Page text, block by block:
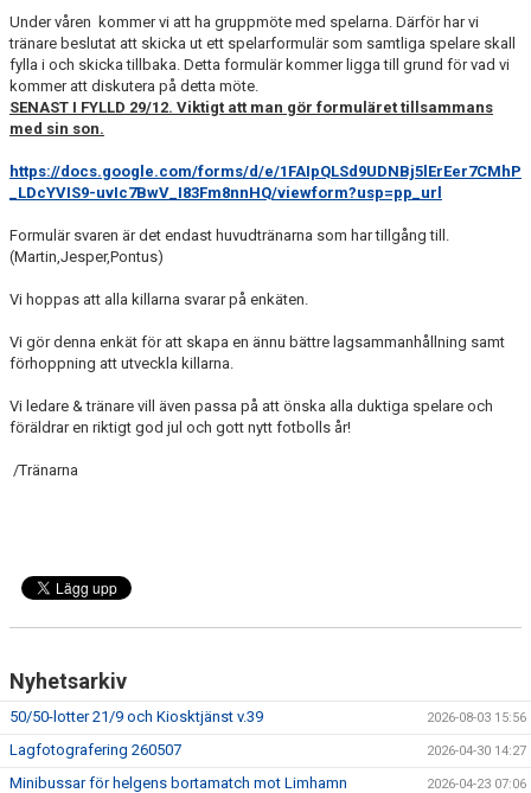
Under våren kommer vi att ha gruppmöte med spelarna. Därför har vi
tränare beslutat att skicka ut ett spelarformulär som samtliga spelare skall
fylla i och skicka tillbaka. Detta formulär kommer ligga till grund för vad vi
kommer att diskutera på detta möte.
SENAST I FYLLD 29/12. Viktigt att man gör formuläret tillsammans
med sin son.
https://docs.google.com/forms/d/e/1FAIpQLSd9UDNBj5lErEer7CMhP
_LDcYVIS9-uvIc7BwV_I83Fm8nnHQ/viewform?usp=pp_url
Formulär svaren är det endast huvudtränarna som har tillgång till.
(Martin,Jesper,Pontus)
Vi hoppas att alla killarna svarar på enkäten.
Vi gör denna enkät för att skapa en ännu bättre lagsammanhållning samt
förhoppning att utveckla killarna.
Vi ledare & tränare vill även passa på att önska alla duktiga spelare och
föräldrar en riktigt god jul och gott nytt fotbolls år!
/Tränarna
Nyhetsarkiv
50/50-lotter 21/9 och Kiosktjänst v.39 2026-08-03 15:56
Lagfotografering 260507 2026-04-30 14:27
Minibussar för helgens bortamatch mot Limhamn 2026-04-23 07:06